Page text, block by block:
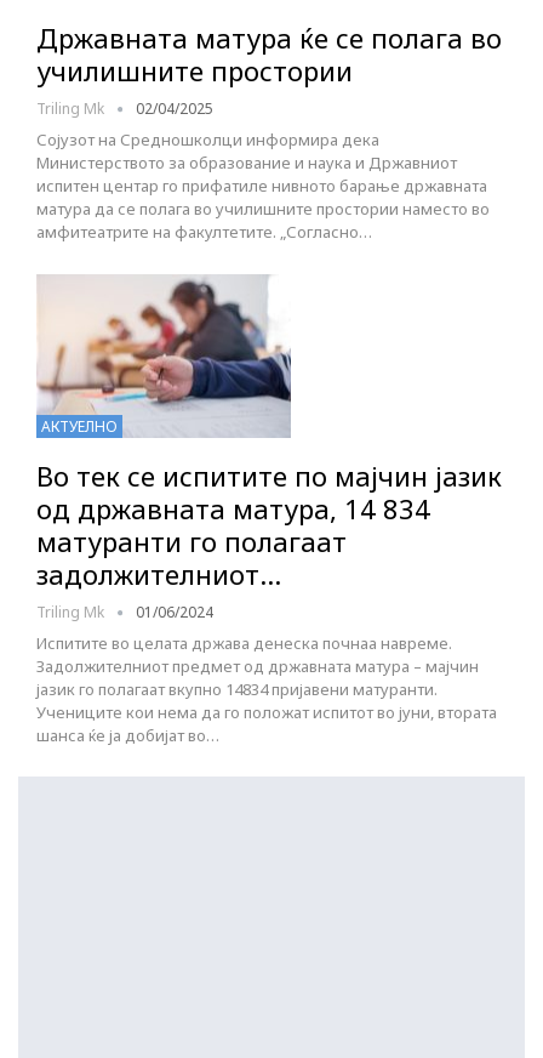
Државната матура ќе се полага во
училишните простории
Triling Mk 02/04/2025
Сојузот на Средношколци информира дека
Министерството за образование и наука и Државниот
испитен центар го прифатиле нивното барање државната
матура да се полага во училишните простории наместо во
амфитеатрите на факултетите. „Согласно…
АКТУЕЛНО
Во тек се испитите по мајчин јазик
од државната матура, 14 834
матуранти го полагаат
задолжителниот…
Triling Mk 01/06/2024
Испитите во целата држава денеска почнаа навреме.
Задолжителниот предмет од државната матура – мајчин
јазик го полагаат вкупно 14834 пријавени матуранти.
Учениците кои нема да го положат испитот во јуни, втората
шанса ќе ја добијат во…